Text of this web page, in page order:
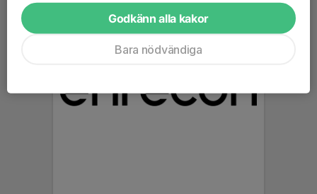
Godkänn alla kakor
Bara nödvändiga